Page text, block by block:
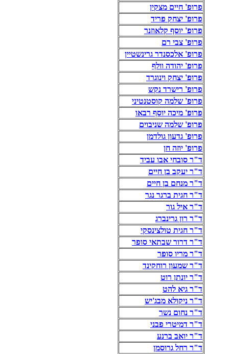
פרופ' חיים מצקין
פרופ' יצחק פריד
פרופ' יוסף קלאוזנר
פרופ' צבי רם
פרופ' אלכסנדר גרינשטיין
פרופ' יהודה וולף
פרופ' יצחק וינוגרד
פרופ' רישרד נקש
פרופ' שלמה קוסטנטיני
פרופ' מיכה יוסף רבאו
פרופ' שלמה שניבוים
פרופ' גדעון גולדמן
פרופ' יוזה חן
ד"ר סובחי אבו עביד
ד"ר יעקב בן חיים
ד"ר מנחם בן חיים
ד"ר חגית ברגר נגר
ד"ר איל גור
ד"ר רון גרינברג
ד"ר חגית טולצינסקי
ד"ר דרור שבתאי סופר
ד"ר מריו סופר
ד"ר שמעון רוחקינד
ד"ר יונתן רוט
ד"ר גיא להט
ד"ר ניקולא מבג'יש
ד"ר נחום נשר
ד"ר דמיטרי פבני
ד"ר יואב ברנע
ד"ר רחל גרוסמן